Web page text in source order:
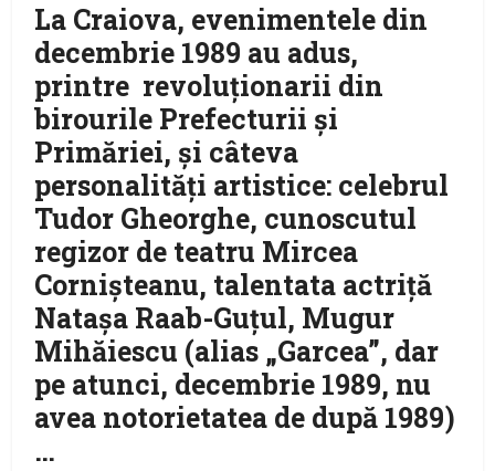
La Craiova, evenimentele din
decembrie 1989 au adus,
printre revoluționarii din
birourile Prefecturii și
Primăriei, și câteva
personalități artistice: celebrul
Tudor Gheorghe, cunoscutul
regizor de teatru Mircea
Cornișteanu, talentata actriță
Natașa Raab-Guțul, Mugur
Mihăiescu (alias „Garcea”, dar
pe atunci, decembrie 1989, nu
avea notorietatea de după 1989)
…